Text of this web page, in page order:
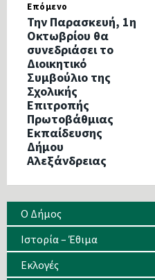
Επόμενο
Την Παρασκευή, 1η
Οκτωβρίου θα
συνεδριάσει το
Διοικητικό
Συμβούλιο της
Σχολικής
Επιτροπής
Πρωτοβάθμιας
Εκπαίδευσης
Δήμου
Αλεξάνδρειας
Ο Δήμος
Ιστορία – Έθιμα
Eκλογές